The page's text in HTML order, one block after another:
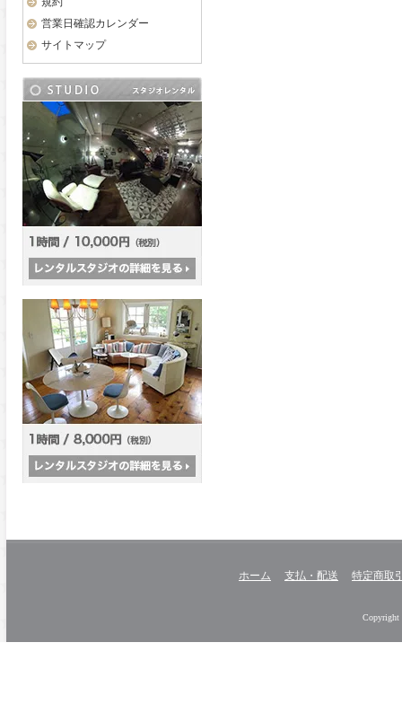
営業日確認カレンダー
サイトマップ
ホーム 支払・配送 特定商取
Copyright